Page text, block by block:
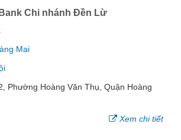
Chi nhánh Đền Lừ
Mai
Phường Hoàng Văn Thụ, Quận Hoàng
Xem chi tiết